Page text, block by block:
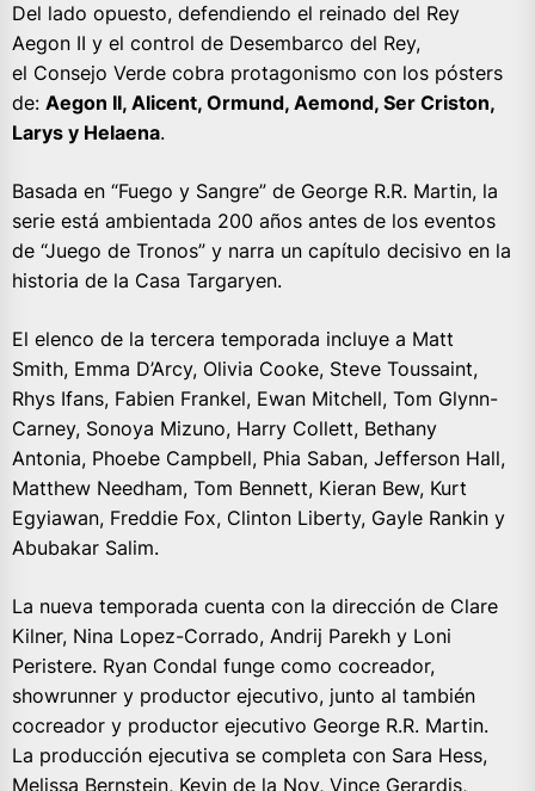
Del lado opuesto, defendiendo el reinado del Rey
Aegon II y el control de Desembarco del Rey,
el Consejo Verde cobra protagonismo con los pósters
de: Aegon II, Alicent, Ormund, Aemond, Ser Criston,
Larys y Helaena.
Basada en “Fuego y Sangre” de George R.R. Martin, la
serie está ambientada 200 años antes de los eventos
de “Juego de Tronos” y narra un capítulo decisivo en la
historia de la Casa Targaryen.
El elenco de la tercera temporada incluye a Matt
Smith, Emma D’Arcy, Olivia Cooke, Steve Toussaint,
Rhys Ifans, Fabien Frankel, Ewan Mitchell, Tom Glynn-
Carney, Sonoya Mizuno, Harry Collett, Bethany
Antonia, Phoebe Campbell, Phia Saban, Jefferson Hall,
Matthew Needham, Tom Bennett, Kieran Bew, Kurt
Egyiawan, Freddie Fox, Clinton Liberty, Gayle Rankin y
Abubakar Salim.
La nueva temporada cuenta con la dirección de Clare
Kilner, Nina Lopez-Corrado, Andrij Parekh y Loni
Peristere. Ryan Condal funge como cocreador,
showrunner y productor ejecutivo, junto al también
cocreador y productor ejecutivo George R.R. Martin.
La producción ejecutiva se completa con Sara Hess,
Melissa Bernstein, Kevin de la Noy, Vince Gerardis,